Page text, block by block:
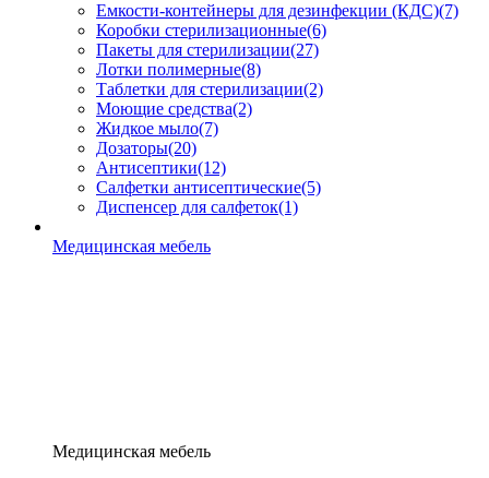
Емкости-контейнеры для дезинфекции (КДС)(7)
Коробки стерилизационные(6)
Пакеты для стерилизации(27)
Лотки полимерные(8)
Таблетки для стерилизации(2)
Моющие средства(2)
Жидкое мыло(7)
Дозаторы(20)
Антисептики(12)
Салфетки антисептические(5)
Диспенсер для салфеток(1)
Медицинская мебель
Медицинская мебель